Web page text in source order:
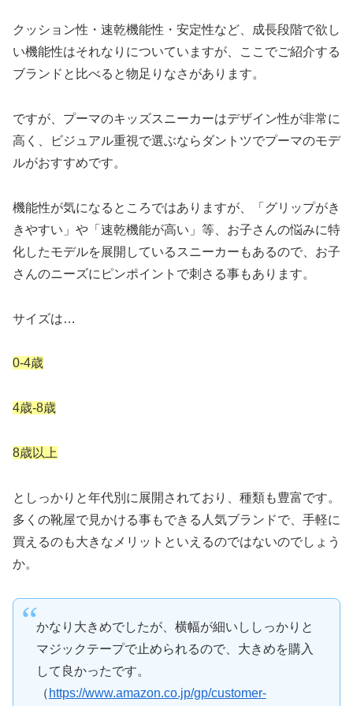
クッション性・速乾機能性・安定性など、成長段階で欲し
い機能性はそれなりについていますが、ここでご紹介する
ブランドと比べると物足りなさがあります。
ですが、プーマのキッズスニーカーはデザイン性が非常に
高く、ビジュアル重視で選ぶならダントツでプーマのモデ
ルがおすすめです。
機能性が気になるところではありますが、「グリップがき
きやすい」や「速乾機能が高い」等、お子さんの悩みに特
化したモデルを展開しているスニーカーもあるので、お子
さんのニーズにピンポイントで刺さる事もあります。
サイズは…
0-4歳
4歳-8歳
8歳以上
としっかりと年代別に展開されており、種類も豊富です。
多くの靴屋で見かける事もできる人気ブランドで、手軽に
買えるのも大きなメリットといえるのではないのでしょう
か。
かなり大きめでしたが、横幅が細いししっかりと
マジックテープで止められるので、大きめを購入
して良かったです。
（ https://www.amazon.co.jp/gp/customer-